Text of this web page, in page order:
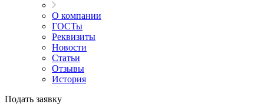
О компании
ГОСТы
Реквизиты
Новости
Статьи
Отзывы
История
Подать заявку